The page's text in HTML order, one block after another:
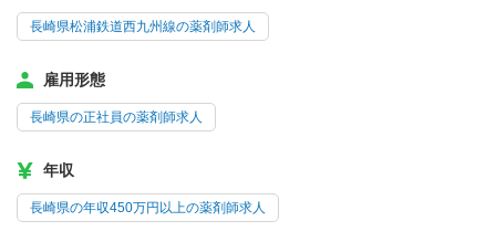
長崎県松浦鉄道西九州線の薬剤師求人
雇用形態
長崎県の正社員の薬剤師求人
年収
長崎県の年収450万円以上の薬剤師求人